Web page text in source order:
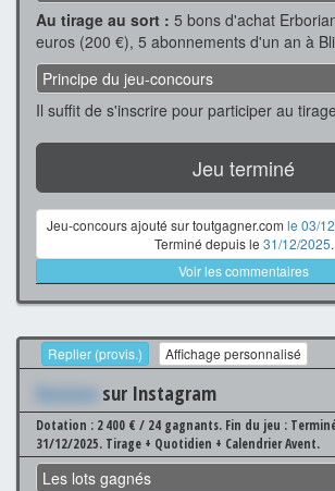
Au tirage au sort : 5 bons d'achat
euros (200 €), 5 abonnements d'un an à
Principe du jeu-concours
Il suffit de s'inscrire pour participer au
Jeu terminé
Jeu-concours ajouté sur toutgagner.com le 03/
Terminé depuis le 31/12/2025.
Voir les commentaires
Replier (provis.) Affichage personnalisé
Xxxxxxx sur Instagram
Dotation : 2 400 € / 24 gagnants. Fin du jeu :
31/12/2025. Tirage + Quotidien + Calendrier Avent.
Les lots gagnés